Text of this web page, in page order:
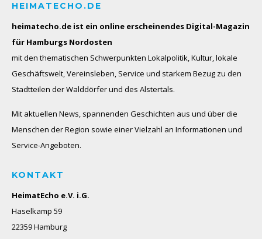
HEIMATECHO.DE
heimatecho.de ist ein online erscheinendes Digital-Magazin
für Hamburgs Nordosten
mit den thematischen Schwerpunkten Lokalpolitik, Kultur, lokale
Geschäftswelt, Vereinsleben, Service und starkem Bezug zu den
Stadtteilen der Walddörfer und des Alstertals.
Mit aktuellen News, spannenden Geschichten aus und über die
Menschen der Region sowie einer Vielzahl an Informationen und
Service-Angeboten.
KONTAKT
HeimatEcho e.V. i.G.
Haselkamp 59
22359 Hamburg